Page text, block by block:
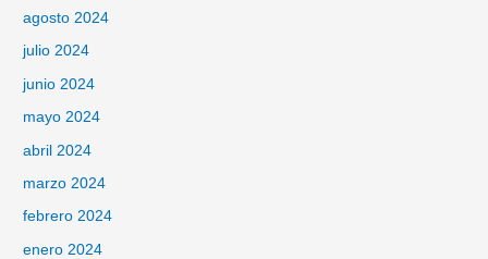
agosto 2024
julio 2024
junio 2024
mayo 2024
abril 2024
marzo 2024
febrero 2024
enero 2024